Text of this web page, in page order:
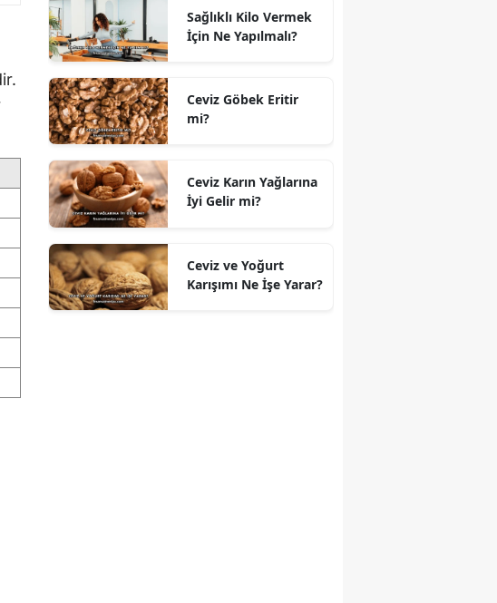
Sağlıklı Kilo Vermek
İçin Ne Yapılmalı?
Ceviz Göbek Eritir
mi?
Ceviz Karın Yağlarına
İyi Gelir mi?
Ceviz ve Yoğurt
Karışımı Ne İşe Yarar?